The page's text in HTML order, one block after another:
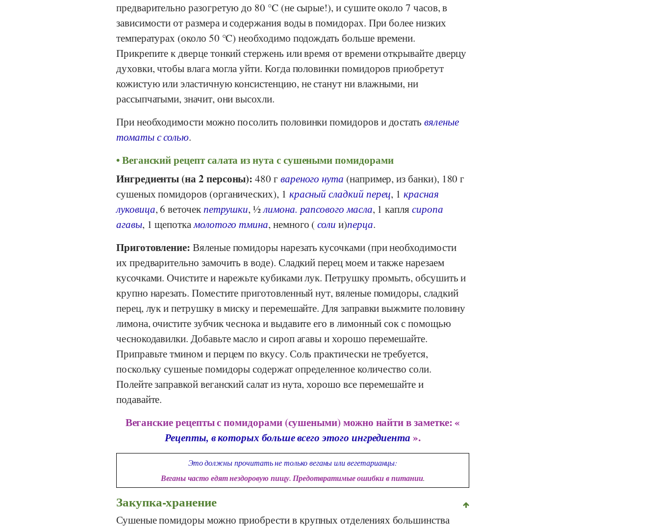
предварительно разогретую до 80 °C (не сырые!), и сушите около 7 часов, в
зависимости от размера и содержания воды в помидорах. При более низких
температурах (около 50 °C) необходимо подождать больше времени.
Прикрепите к дверце тонкий стержень или время от времени открывайте дверцу
духовки, чтобы влага могла уйти. Когда половинки помидоров приобретут
кожистую или эластичную консистенцию, не станут ни влажными, ни
рассыпчатыми, значит, они высохли.
При необходимости можно посолить половинки помидоров и достатьвяленые
томаты с солью.
Веганский рецепт салата из нута с сушеными помидорами
Ингредиенты (на 2 персоны): 480 г вареного нута (например, из банки), 180 г
сушеных помидоров (органических), 1 красный сладкий перец, 1красная
луковица, 6 веточек петрушки, ½лимона. рапсового масла, 1 каплясиропа
агавы, 1 щепоткамолотого тмина, немного (соли и)перца.
Приготовление: Вяленые помидоры нарезать кусочками (при необходимости
их предварительно замочить в воде). Сладкий перец моем и также нарезаем
кусочками. Очистите и нарежьте кубиками лук. Петрушку промыть, обсушить и
крупно нарезать. Поместите приготовленный нут, вяленые помидоры, сладкий
перец, лук и петрушку в миску и перемешайте. Для заправки выжмите половину
лимона, очистите зубчик чеснока и выдавите его в лимонный сок с помощью
чеснокодавилки. Добавьте масло и сироп агавы и хорошо перемешайте.
Приправьте тмином и перцем по вкусу. Соль практически не требуется,
поскольку сушеные помидоры содержат определенное количество соли.
Полейте заправкой веганский салат из нута, хорошо все перемешайте и
подавайте.
Веганские рецепты с помидорами (сушеными) можно найти в заметке: «
Рецепты, в которых больше всего этого ингредиента ».
Это должны прочитать не только веганы или вегетарианцы:
Веганы часто едят нездоровую пищу. Предотвратимые ошибки в питании.
Закупка-хранение
Сушеные помидоры можно приобрести в крупных отделениях большинства